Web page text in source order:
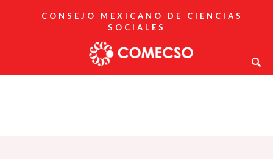
CONSEJO MEXICANO DE CIENCIAS
SOCIALES